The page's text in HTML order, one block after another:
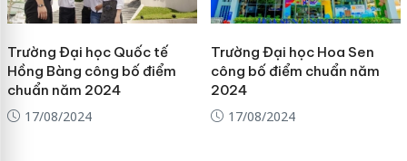
Trường Đại học Quốc tế
Hồng Bàng công bố điểm
chuẩn năm 2024
17/08/2024
Trường Đại học Hoa Sen
công bố điểm chuẩn năm
2024
17/08/2024